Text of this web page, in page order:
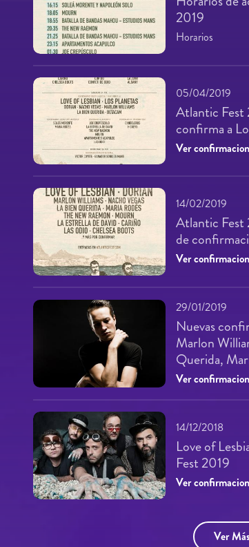
2019
Horarios
05/04/2019
Atlantic Fest
confirma a
Ver
14/02/2019
Atlantic Fest
de
Ver
29/01/2019
Nuevas
Marlon
Querida,
Ver
14/12/2018
Love of
Fest 2019
Ver
Ver